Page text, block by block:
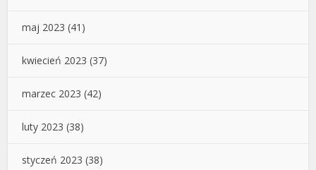
maj 2023 (41)
kwiecień 2023 (37)
marzec 2023 (42)
luty 2023 (38)
styczeń 2023 (38)